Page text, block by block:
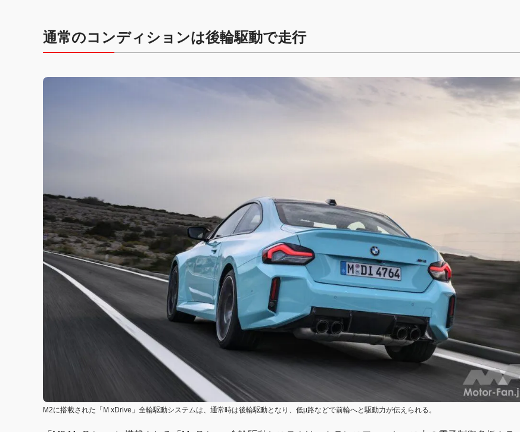
通常のコンディションは後輪駆動で走行
M2に搭載された「M xDrive」全輪駆動システムは、通常時は後輪駆動となり、低μ路などで前輪へと駆動力が伝えられる。